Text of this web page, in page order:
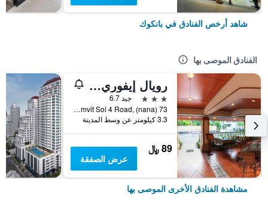
شاهد أرخص الفنادق في بانكوك
الفنادق الموصى بها
رويال إيفوري سوكومفيت نانا
3 نجوم
جيد 6.7
73 Sukhumvit Soi 4 Road, (nana), بانكوك, تايلاند
3.3 كيلومتر عن وسط المدينة
89 ﷼
عرض الصفقة
مشاهدة الفنادق الأخرى الموصى بها